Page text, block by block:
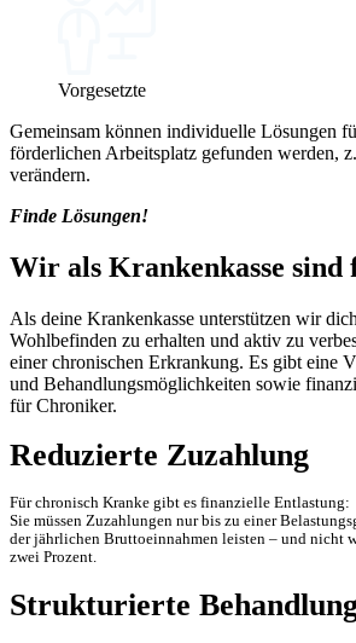
Vorgesetzte
Gemeinsam können individuelle Lösungen
förderlichen Arbeitsplatz gefunden werden,
verändern.
Finde Lösungen!
Wir als Krankenkasse sind
Als deine Krankenkasse unterstützen wir
Wohlbefinden zu erhalten und aktiv zu
einer chronischen Erkrankung. Es gibt eine
und Behandlungsmöglichkeiten sowie
für Chroniker.
Reduzierte Zuzahlung
Für chronisch Kranke gibt es finanzielle Entlastung:
Sie müssen Zuzahlungen nur bis zu einer
der jährlichen Bruttoeinnahmen leisten – und nicht
zwei Prozent.
Strukturierte